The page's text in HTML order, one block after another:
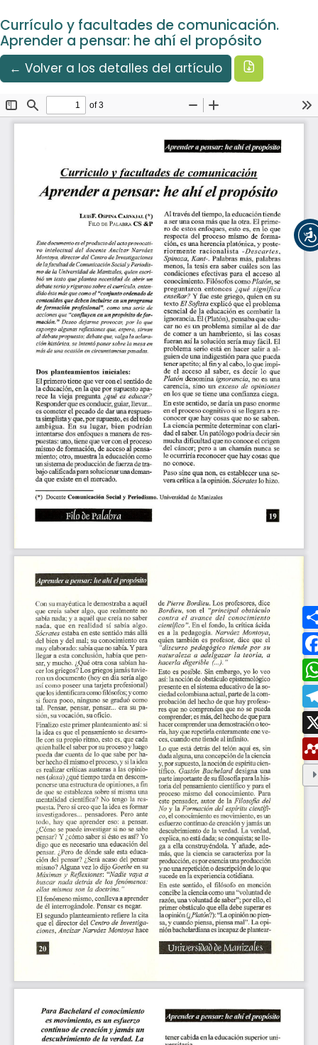
Registrarse Entrar
Currículo y facultades de comunicación.
Aprender a pensar: he ahí el propósito
← Volver a los detalles del artículo
Síguenos
MEDIOS UMANIZALES
UMedia
Revistas
Podcast
Directorio
ESTUDIAR EN LA UMANIZALES
Pregrados
Especializaciones
Maestrías
Doctorados
Educación continuada
Video Institucional
Universidad en el Campo
Consultorio Jurídico
NORMATIVAS
Autoridades
pública
Reglamentos
Resoluciones